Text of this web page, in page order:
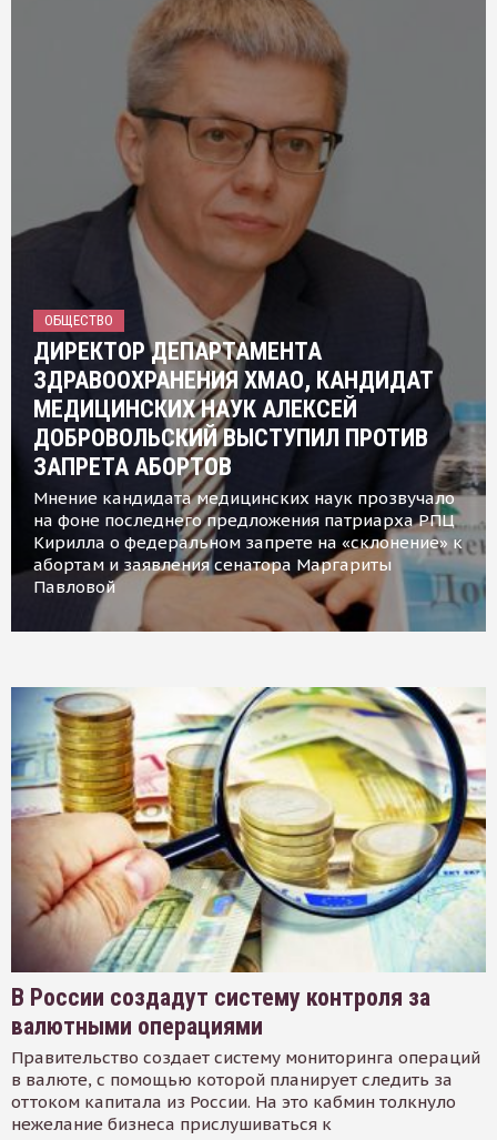
ОБЩЕСТВО
ДИРЕКТОР ДЕПАРТАМЕНТА
ЗДРАВООХРАНЕНИЯ ХМАО, КАНДИДАТ
МЕДИЦИНСКИХ НАУК АЛЕКСЕЙ
ДОБРОВОЛЬСКИЙ ВЫСТУПИЛ ПРОТИВ
ЗАПРЕТА АБОРТОВ
Мнение кандидата медицинских наук прозвучало
на фоне последнего предложения патриарха РПЦ
Кирилла о федеральном запрете на «склонение» к
абортам и заявления сенатора Маргариты
Павловой
В России создадут систему контроля за
валютными операциями
Правительство создает систему мониторинга операций
в валюте, с помощью которой планирует следить за
оттоком капитала из России. На это кабмин толкнуло
нежелание бизнеса прислушиваться к